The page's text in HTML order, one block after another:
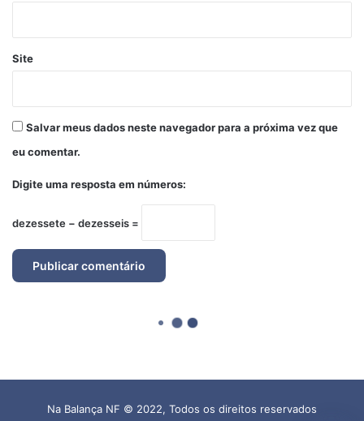
Na Balança NF © 2022, Todos os direitos reservados